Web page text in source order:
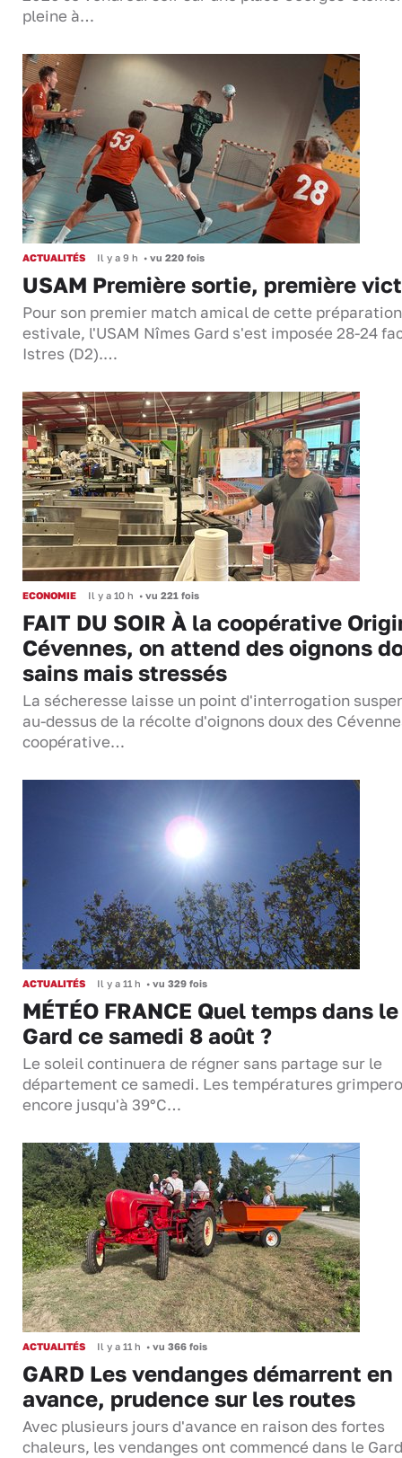
pleine à…
ACTUALITÉS Il y a 9 h • vu 220 fois
USAM Première sortie, première
Pour son premier match amical de cette préparation
estivale, l'USAM Nîmes Gard s'est imposée 28-24
Istres (D2).…
ECONOMIE Il y a 10 h • vu 221 fois
FAIT DU SOIR À la coopérative
Cévennes, on attend des oignons
sains mais stressés
La sécheresse laisse un point d'interrogation
au-dessus de la récolte d'oignons doux des
coopérative…
ACTUALITÉS Il y a 11 h • vu 329 fois
MÉTÉO FRANCE Quel temps dans le
Gard ce samedi 8 août ?
Le soleil continuera de régner sans partage sur le
département ce samedi. Les températures
encore jusqu'à 39°C…
ACTUALITÉS Il y a 11 h • vu 366 fois
GARD Les vendanges démarrent en
avance, prudence sur les routes
Avec plusieurs jours d'avance en raison des fortes
chaleurs, les vendanges ont commencé dans le